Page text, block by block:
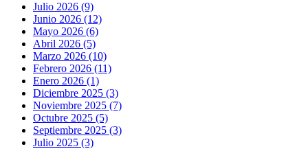
Julio 2026 (9)
Junio 2026 (12)
Mayo 2026 (6)
Abril 2026 (5)
Marzo 2026 (10)
Febrero 2026 (11)
Enero 2026 (1)
Diciembre 2025 (3)
Noviembre 2025 (7)
Octubre 2025 (5)
Septiembre 2025 (3)
Julio 2025 (3)